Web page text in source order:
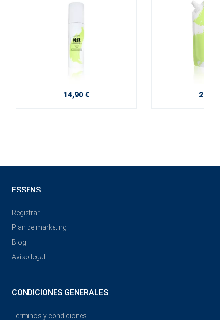
14,90 € 29,60
ESSENS
Registrar
Plan de marketing
Blog
Aviso legal
CONDICIONES GENERALES
Términos y condiciones